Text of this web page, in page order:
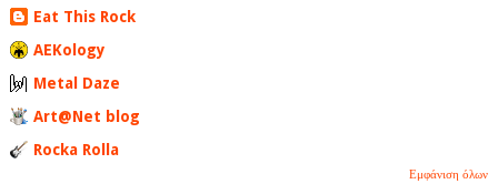
Eat This Rock
AEKology
Metal Daze
Art@Net blog
Rocka Rolla
Εμφάνιση όλων